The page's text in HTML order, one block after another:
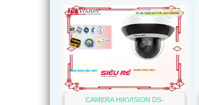
CAMERA HIKVISION DS-